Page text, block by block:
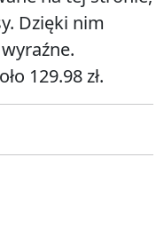
Dzięki nim
129.98 zł.